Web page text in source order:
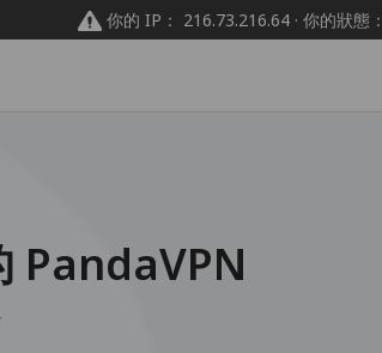
你的 IP： 216.73.216.64 · 你的狀態：
PandaVPN